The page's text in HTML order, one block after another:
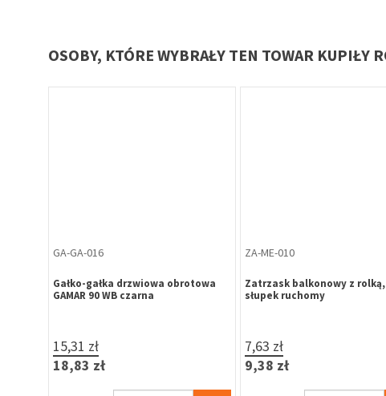
OSOBY, KTÓRE WYBRAŁY TEN TOWAR KUPIŁY
KD-HR-025
Kłódka B-Harko HM 60 mm
zatrzaskowa mosiądz
31,02 zł
38,15 zł
KD-HR-023
Kłódka B-Harko HM 40 mm
zatrzaskowa mosiądz
16,59 zł
20,41 zł